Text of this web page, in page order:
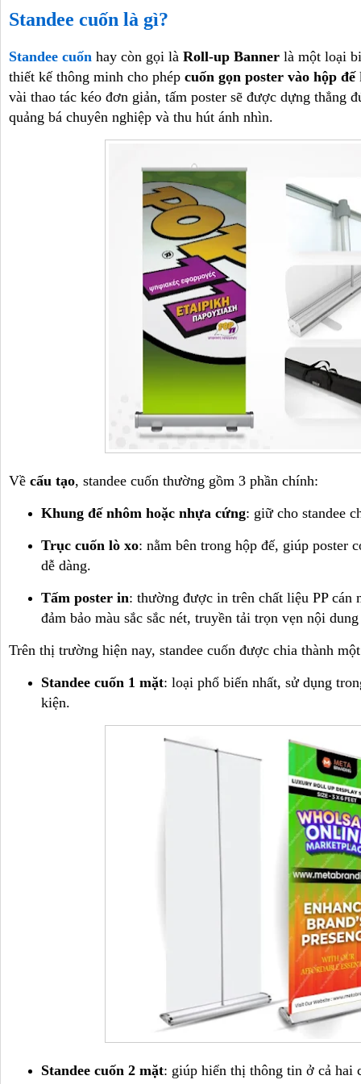
Standee cuốn là gì?
Standee cuốn hay còn gọi là Roll-up Banner là một loại
thiết kế thông minh cho phép cuốn gọn poster vào hộp đế
vài thao tác kéo đơn giản, tấm poster sẽ được dựng thẳng
quảng bá chuyên nghiệp và thu hút ánh nhìn.
Về cấu tạo, standee cuốn thường gồm 3 phần chính:
Khung đế nhôm hoặc nhựa cứng: giữ cho standee
Trục cuốn lò xo: nằm bên trong hộp đế, giúp poster
dễ dàng.
Tấm poster in: thường được in trên chất liệu PP cán
đảm bảo màu sắc sắc nét, truyền tải trọn vẹn nội
Trên thị trường hiện nay, standee cuốn được chia thành
Standee cuốn 1 mặt: loại phổ biến nhất, sử dụng
kiện.
Standee cuốn 2 mặt: giúp hiển thị thông tin ở cả hai